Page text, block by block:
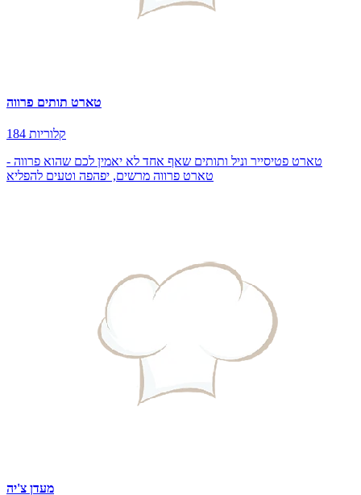
טארט תותים פרווה
184 קלוריות
טארט פטיסייר וניל ותותים שאף אחד לא יאמין לכם שהוא פרווה -
טארט פרווה מרשים, יפהפה וטעים להפליא
מעדן צ'יה